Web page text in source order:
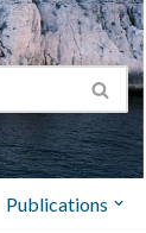
Publications